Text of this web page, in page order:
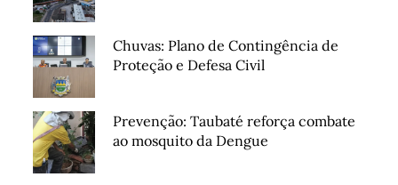
Chuvas: Plano de Contingência de
Proteção e Defesa Civil
Prevenção: Taubaté reforça combate
ao mosquito da Dengue